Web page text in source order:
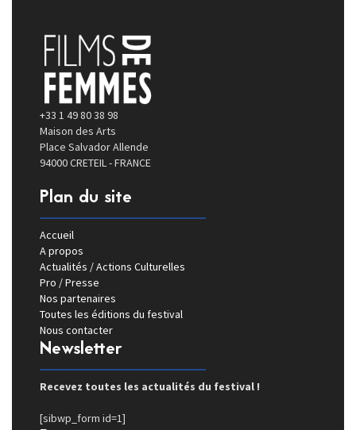
+33 1 49 80 38 98
Maison des Arts
Place Salvador Allende
94000 CRETEIL - FRANCE
Plan du site
Accueil
A propos
Actualités / Actions Culturelles
Pro / Presse
Nos partenaires
Toutes les éditions du festival
Nous contacter
Newsletter
Recevez toutes les actualités du festival !
[sibwp_form id=1]